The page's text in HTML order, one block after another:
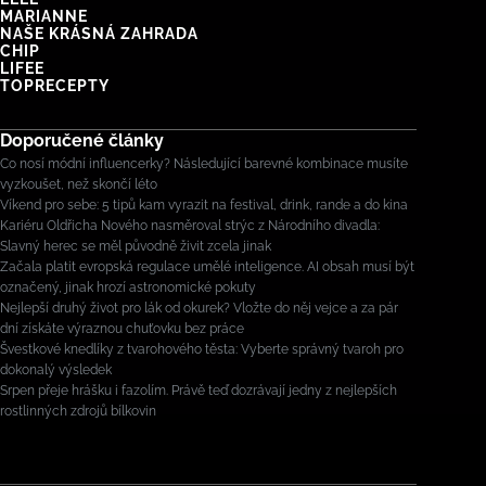
MARIANNE
NAŠE KRÁSNÁ ZAHRADA
CHIP
LIFEE
TOPRECEPTY
Doporučené články
Co nosí módní influencerky? Následující barevné kombinace musíte
vyzkoušet, než skončí léto
Víkend pro sebe: 5 tipů kam vyrazit na festival, drink, rande a do kina
Kariéru Oldřicha Nového nasměroval strýc z Národního divadla:
Slavný herec se měl původně živit zcela jinak
Začala platit evropská regulace umělé inteligence. AI obsah musí být
označený, jinak hrozí astronomické pokuty
Nejlepší druhý život pro lák od okurek? Vložte do něj vejce a za pár
dní získáte výraznou chuťovku bez práce
Švestkové knedlíky z tvarohového těsta: Vyberte správný tvaroh pro
dokonalý výsledek
Srpen přeje hrášku i fazolím. Právě teď dozrávají jedny z nejlepších
rostlinných zdrojů bílkovin